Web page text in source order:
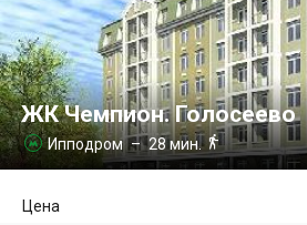
ЖК Чемпион. Голосеево
 Ипподром– 28 мин. 
Цена